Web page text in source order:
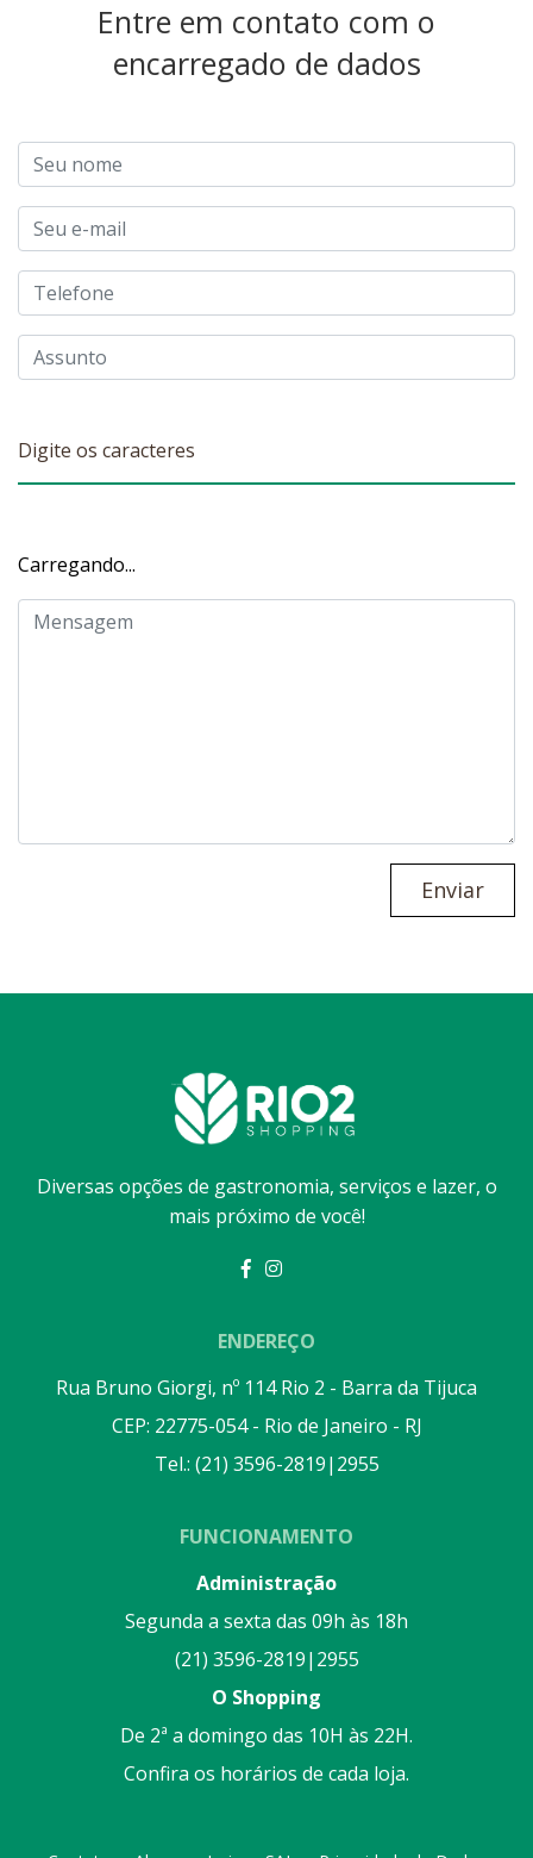
Entre em contato com o
encarregado de dados
Carregando...
Enviar
Diversas opções de gastronomia, serviços e lazer, o
mais próximo de você!
ENDEREÇO
Rua Bruno Giorgi, nº 114 Rio 2 - Barra da Tijuca
CEP: 22775-054 - Rio de Janeiro - RJ
Tel.: (21) 3596-2819|2955
FUNCIONAMENTO
Administração
Segunda a sexta das 09h às 18h
(21) 3596-2819|2955
O Shopping
De 2ª a domingo das 10H às 22H.
Confira os horários de cada loja.